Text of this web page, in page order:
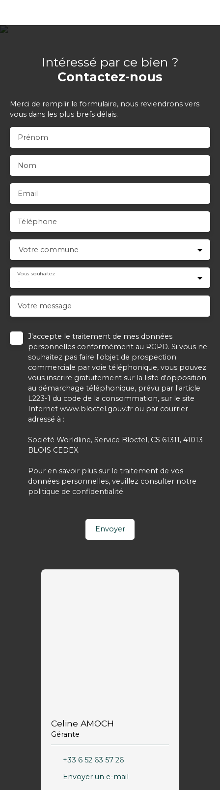
Intéressé par ce bien ?
Contactez-nous
Merci de remplir le formulaire, nous reviendrons vers
vous dans les plus brefs délais.
Prénom
Nom
Email
Téléphone
Votre commune
-
Vous souhaitez
Votre message
J'accepte le traitement de mes données
personnelles conformément au RGPD. Si vous ne
souhaitez pas faire l'objet de prospection
commerciale par voie téléphonique, vous pouvez
vous inscrire gratuitement sur la liste d'opposition
au démarchage téléphonique, prévu par l'article
L223-1 du code de la consommation, sur le site
Internet www.bloctel.gouv.fr ou par courrier
adressé à :
Société Worldline, Service Bloctel, CS 61311, 41013
BLOIS CEDEX.
Pour en savoir plus sur le traitement de vos
données personnelles, veuillez consulter notre
politique de confidentialité.
Envoyer
Celine AMOCH
Gérante
+33 6 52 63 57 26
Envoyer un e-mail